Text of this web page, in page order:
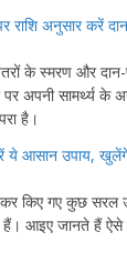
अनुसार करें दान,
के स्मरण और
पर अपनी सामर्थ्य के
है।
ये आसान उपाय,
किए गए कुछ
हैं। आइए जानते हैं